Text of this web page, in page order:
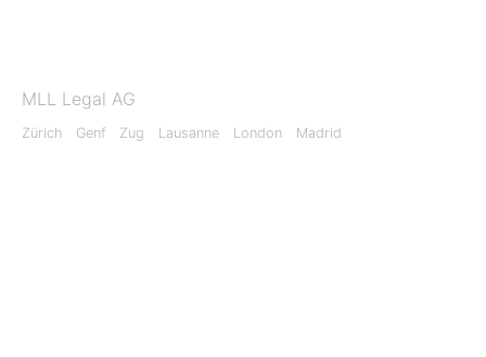
MLL Legal AG
Zürich Genf Zug Lausanne London Madrid